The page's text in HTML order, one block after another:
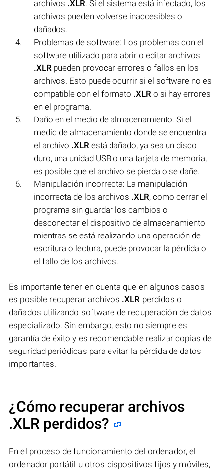
archivos .XLR. Si el sistema está infectado, los
archivos pueden volverse inaccesibles o
dañados.
Problemas de software: Los problemas con el
software utilizado para abrir o editar archivos
.XLR pueden provocar errores o fallos en los
archivos. Esto puede ocurrir si el software no es
compatible con el formato .XLR o si hay errores
en el programa.
Daño en el medio de almacenamiento: Si el
medio de almacenamiento donde se encuentra
el archivo .XLR está dañado, ya sea un disco
duro, una unidad USB o una tarjeta de memoria,
es posible que el archivo se pierda o se dañe.
Manipulación incorrecta: La manipulación
incorrecta de los archivos .XLR, como cerrar el
programa sin guardar los cambios o
desconectar el dispositivo de almacenamiento
mientras se está realizando una operación de
escritura o lectura, puede provocar la pérdida o
el fallo de los archivos.
Es importante tener en cuenta que en algunos casos
es posible recuperar archivos .XLR perdidos o
dañados utilizando software de recuperación de datos
especializado. Sin embargo, esto no siempre es
garantía de éxito y es recomendable realizar copias de
seguridad periódicas para evitar la pérdida de datos
importantes.
¿Cómo recuperar archivos
.XLR perdidos?
En el proceso de funcionamiento del ordenador, el
ordenador portátil u otros dispositivos fijos y móviles,